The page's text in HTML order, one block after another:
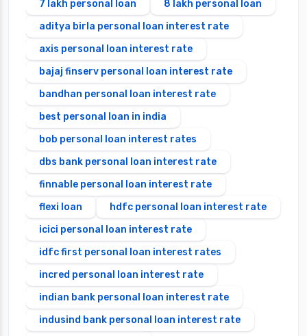
7 lakh personal loan
8 lakh personal loan
aditya birla personal loan interest rate
axis personal loan interest rate
bajaj finserv personal loan interest rate
bandhan personal loan interest rate
best personal loan in india
bob personal loan interest rates
dbs bank personal loan interest rate
finnable personal loan interest rate
flexi loan
hdfc personal loan interest rate
icici personal loan interest rate
idfc first personal loan interest rates
incred personal loan interest rate
indian bank personal loan interest rate
indusind bank personal loan interest rate